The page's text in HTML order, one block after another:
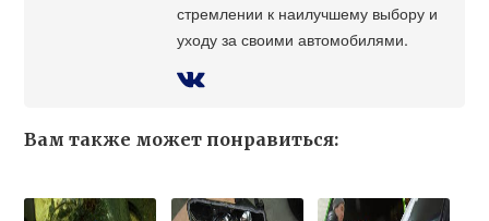
стремлении к наилучшему выбору и
уходу за своими автомобилями.
Вам также может понравиться: